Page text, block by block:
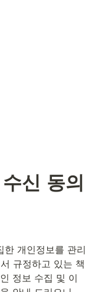
신 동의
개인정보를 관리
규정하고 있는 책
정보 수집 및 이